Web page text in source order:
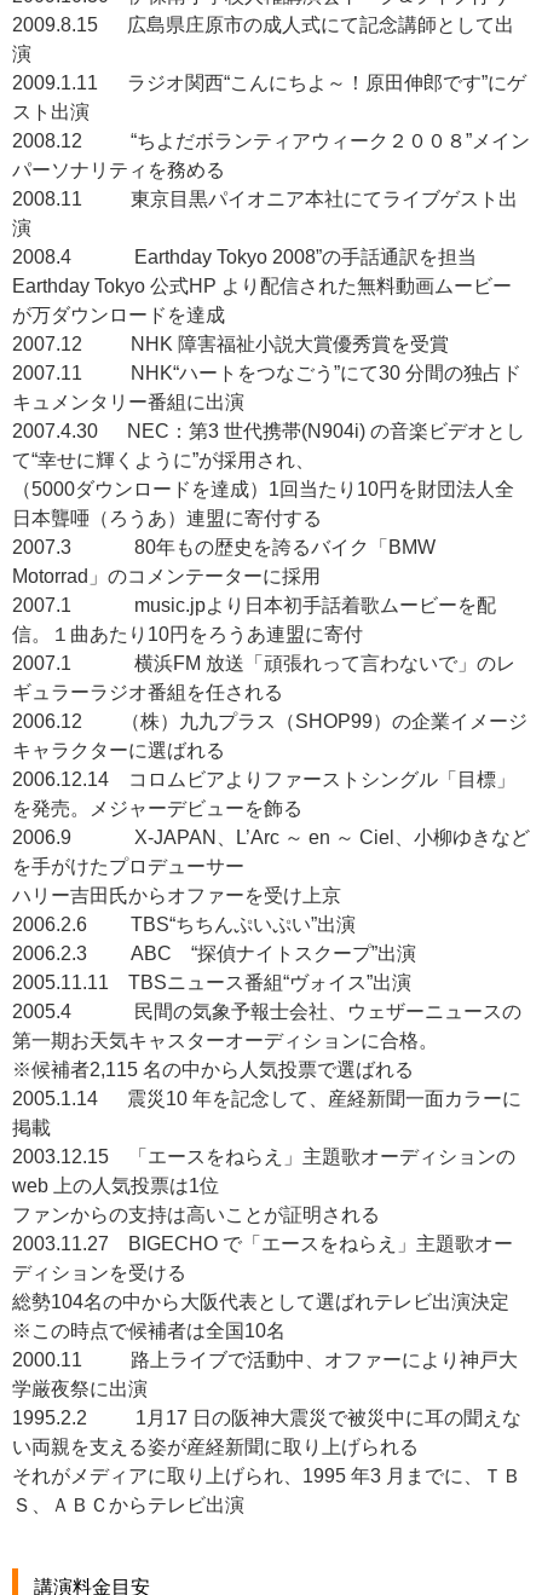
2009.8.15 広島県庄原市の成人式にて記念講師として出
演
2009.1.11 ラジオ関西“こんにちよ～！原田伸郎です”にゲ
スト出演
2008.12 “ちよだボランティアウィーク２００８”メイン
パーソナリティを務める
2008.11 東京目黒パイオニア本社にてライブゲスト出
演
2008.4 Earthday Tokyo 2008”の手話通訳を担当
Earthday Tokyo 公式HP より配信された無料動画ムービー
が万ダウンロードを達成
2007.12 NHK 障害福祉小説大賞優秀賞を受賞
2007.11 NHK“ハートをつなごう”にて30 分間の独占ド
キュメンタリー番組に出演
2007.4.30 NEC：第3 世代携帯(N904i) の音楽ビデオとし
て“幸せに輝くように”が採用され、
（5000ダウンロードを達成）1回当たり10円を財団法人全
日本聾唖（ろうあ）連盟に寄付する
2007.3 80年もの歴史を誇るバイク「BMW
Motorrad」のコメンテーターに採用
2007.1 music.jpより日本初手話着歌ムービーを配
信。１曲あたり10円をろうあ連盟に寄付
2007.1 横浜FM 放送「頑張れって言わないで」のレ
ギュラーラジオ番組を任される
2006.12 （株）九九プラス（SHOP99）の企業イメージ
キャラクターに選ばれる
2006.12.14 コロムビアよりファーストシングル「目標」
を発売。メジャーデビューを飾る
2006.9 X-JAPAN、L’Arc ～ en ～ Ciel、小柳ゆきなど
を手がけたプロデューサー
ハリー吉田氏からオファーを受け上京
2006.2.6 TBS“ちちんぷいぷい”出演
2006.2.3 ABC “探偵ナイトスクープ”出演
2005.11.11 TBSニュース番組“ヴォイス”出演
2005.4 民間の気象予報士会社、ウェザーニュースの
第一期お天気キャスターオーディションに合格。
※候補者2,115 名の中から人気投票で選ばれる
2005.1.14 震災10 年を記念して、産経新聞一面カラーに
掲載
2003.12.15 「エースをねらえ」主題歌オーディションの
web 上の人気投票は1位
ファンからの支持は高いことが証明される
2003.11.27 BIGECHO で「エースをねらえ」主題歌オー
ディションを受ける
総勢104名の中から大阪代表として選ばれテレビ出演決定
※この時点で候補者は全国10名
2000.11 路上ライブで活動中、オファーにより神戸大
学厳夜祭に出演
1995.2.2 1月17 日の阪神大震災で被災中に耳の聞えな
い両親を支える姿が産経新聞に取り上げられる
それがメディアに取り上げられ、1995 年3 月までに、ＴＢ
Ｓ、ＡＢＣからテレビ出演
講演料金目安